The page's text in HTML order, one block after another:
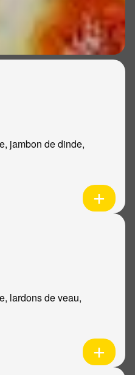
jambon de dinde,
lardons de veau,